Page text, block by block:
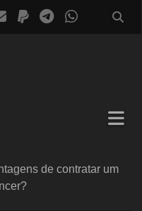
de contratar um